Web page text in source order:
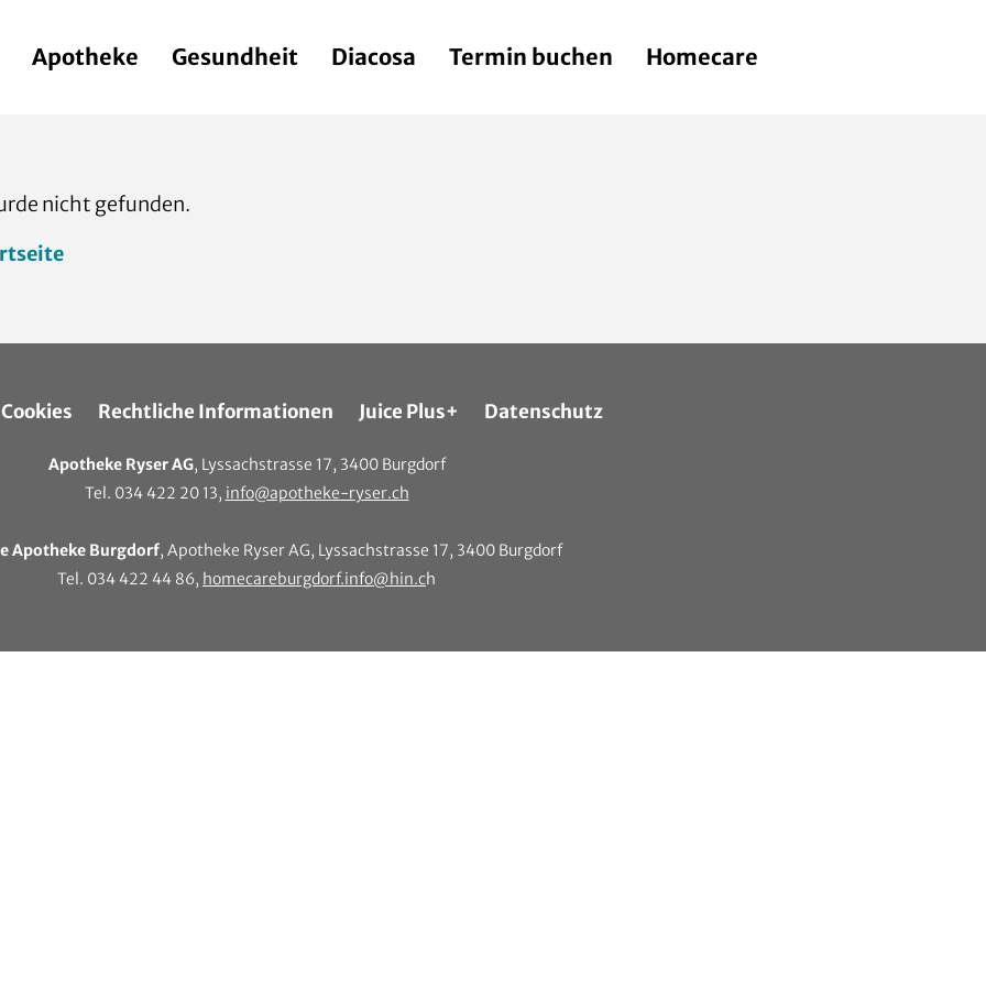
Apotheke Gesundheit Diacosa Termin buchen Homecare
nicht gefunden.
Cookies Rechtliche Informationen Juice Plus+ Datenschutz
Apotheke Ryser AG, Lyssachstrasse 17, 3400 Burgdorf
Tel. 034 422 20 13, info@apotheke-ryser.ch
Apotheke Burgdorf, Apotheke Ryser AG, Lyssachstrasse 17, 3400 Burgdorf
Tel. 034 422 44 86, homecareburgdorf.info@hin.ch